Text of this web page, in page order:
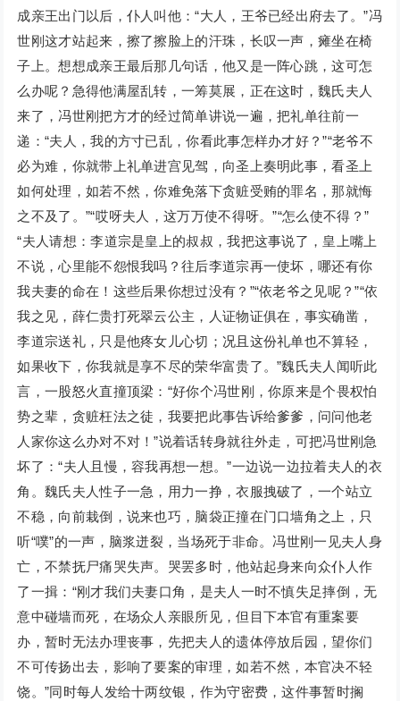
成亲王出门以后，仆人叫他：“大人，王爷已经出府去了。”冯
世刚这才站起来，擦了擦脸上的汗珠，长叹一声，瘫坐在椅
子上。想想成亲王最后那几句话，他又是一阵心跳，这可怎
么办呢？急得他满屋乱转，一筹莫展，正在这时，魏氏夫人
来了，冯世刚把方才的经过简单讲说一遍，把礼单往前一
递：“夫人，我的方寸已乱，你看此事怎样办才好？”“老爷不
必为难，你就带上礼单进宫见驾，向圣上奏明此事，看圣上
如何处理，如若不然，你难免落下贪赃受贿的罪名，那就悔
之不及了。”“哎呀夫人，这万万使不得呀。”“怎么使不得？”
“夫人请想：李道宗是皇上的叔叔，我把这事说了，皇上嘴上
不说，心里能不怨恨我吗？往后李道宗再一使坏，哪还有你
我夫妻的命在！这些后果你想过没有？”“依老爷之见呢？”“依
我之见，薛仁贵打死翠云公主，人证物证俱在，事实确凿，
李道宗送礼，只是他疼女儿心切；况且这份礼单也不算轻，
如果收下，你我就是享不尽的荣华富贵了。”魏氏夫人闻听此
言，一股怒火直撞顶梁：“好你个冯世刚，你原来是个畏权怕
势之辈，贪赃枉法之徒，我要把此事告诉给爹爹，问问他老
人家你这么办对不对！”说着话转身就往外走，可把冯世刚急
坏了：“夫人且慢，容我再想一想。”一边说一边拉着夫人的衣
角。魏氏夫人性子一急，用力一挣，衣服拽破了，一个站立
不稳，向前栽倒，说来也巧，脑袋正撞在门口墙角之上，只
听“噗”的一声，脑浆迸裂，当场死于非命。冯世刚一见夫人身
亡，不禁抚尸痛哭失声。哭罢多时，他站起身来向众仆人作
了一揖：“刚才我们夫妻口角，是夫人一时不慎失足摔倒，无
意中碰墙而死，在场众人亲眼所见，但目下本官有重案要
办，暂时无法办理丧事，先把夫人的遗体停放后园，望你们
不可传扬出去，影响了要案的审理，如若不然，本官决不轻
饶。”同时每人发给十两纹银，作为守密费，这件事暂时搁